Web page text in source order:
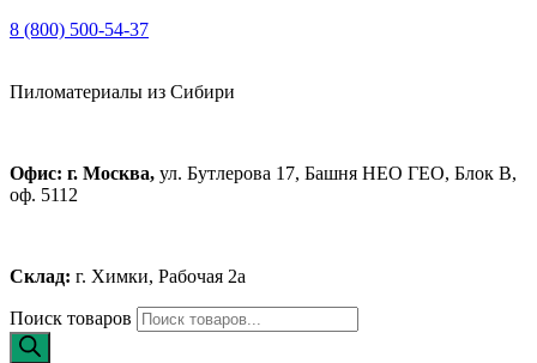
8 (800) 500-54-37
Пиломатериалы из Сибири
Офис: г. Москва, ул. Бутлерова 17, Башня НЕО ГЕО, Блок В,
оф. 5112
Склад: г. Химки, Рабочая 2а
Поиск товаров